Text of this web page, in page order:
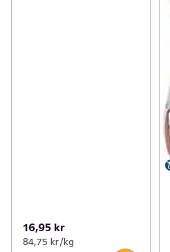
16,95 kr
84,75 kr /kg